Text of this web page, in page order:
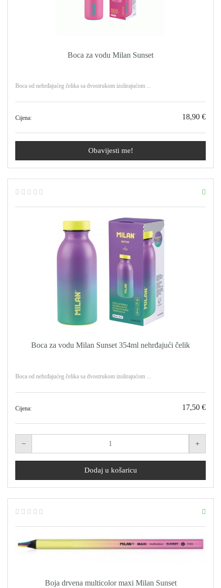
Boca za vodu Milan Sunset
Boca od nehrđajućeg čelika sa dvostrukom izolirajućom ...
Cijena: 18,90 €
Obavijesti me!
Boca za vodu Milan Sunset 354ml nehrđajući čelik
Boca od nehrđajućeg čelika sa dvostrukom izolirajućom ...
Cijena: 17,50 €
Boja drvena multicolor maxi Milan Sunset